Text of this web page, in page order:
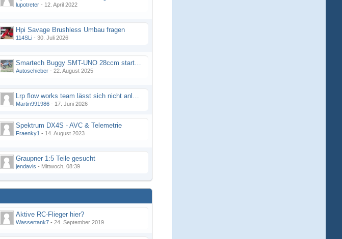
lupotreter - 12. April 2022
Hpi Savage Brushless Umbau fragen
114SLi - 30. Juli 2026
Smartech Buggy SMT-UNO 28ccm startet nicht
Autoschieber - 22. August 2025
Lrp flow works team lässt sich nicht anlernen
Martin991986 - 17. Juni 2026
Spektrum DX4S - AVC & Telemetrie
Fraenky1 - 14. August 2023
Graupner 1:5 Teile gesucht
jendavis - Mittwoch, 08:39
Aktive RC-Flieger hier?
Wassertank7 - 24. September 2019